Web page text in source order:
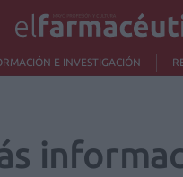
E INVESTIGACIÓN